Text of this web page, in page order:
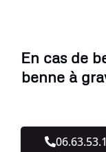
En cas de
benne à